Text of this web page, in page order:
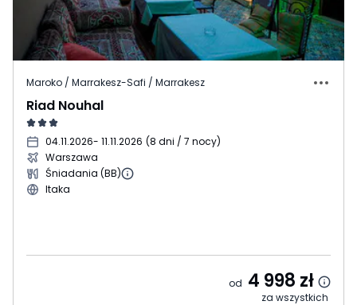
Maroko / Marrakesz-Safi / Marrakesz
Riad Nouhal
04.11.2026- 11.11.2026 (8 dni / 7 nocy)
Warszawa
Śniadania (BB)
Itaka
od 4 998 zł
za wszystkich